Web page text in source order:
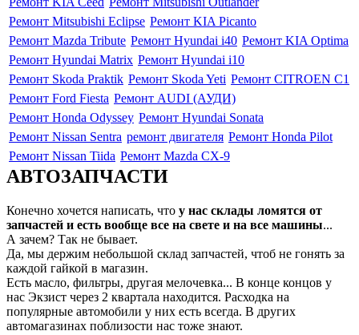
Ремонт Mitsubishi Eclipse Ремонт KIA Picanto
Ремонт Mazda Tribute Ремонт Hyundai i40 Ремонт KIA Optima
Ремонт Hyundai Matrix Ремонт Hyundai i10
Ремонт Skoda Praktik Ремонт Skoda Yeti Ремонт CITROEN C1
Ремонт Ford Fiesta Ремонт AUDI (АУДИ)
Ремонт Honda Odyssey Ремонт Hyundai Sonata
Ремонт Nissan Sentra ремонт двигателя Ремонт Honda Pilot
Ремонт Nissan Tiida Ремонт Mazda CX-9
АВТОЗАПЧАСТИ
Конечно хочется написать, что у нас склады ломятся от
запчастей и есть вообще все на свете и на все машины...
А зачем? Так не бывает.
Да, мы держим небольшой склад запчастей, чтоб не гонять за
каждой гайкой в магазин.
Есть масло, фильтры, другая мелочевка... В конце концов у
нас Экзист через 2 квартала находится. Расходка на
популярные автомобили у них есть всегда. В других
автомагазинах поблизости нас тоже знают.